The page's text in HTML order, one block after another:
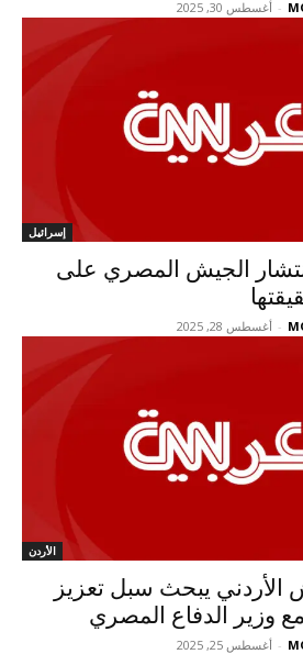
- أغسطس 30, 2025
إسرائيل
الجيش المصري على
- أغسطس 28, 2025
الأردن
الأردني يبحث سبل تعزيز
وزير الدفاع المصري
- أغسطس 25, 2025